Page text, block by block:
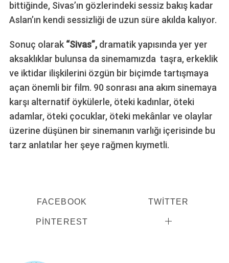
bittiğinde, Sivas’ın gözlerindeki sessiz bakış kadar
Aslan’ın kendi sessizliği de uzun süre akılda kalıyor.
Sonuç olarak “Sivas”,dramatik yapısında yer yer
aksaklıklar bulunsa da sinemamızda taşra, erkeklik
ve iktidar ilişkilerini özgün bir biçimde tartışmaya
açan önemli bir film. 90 sonrası ana akım sinemaya
karşı alternatif öykülerle, öteki kadınlar, öteki
adamlar, öteki çocuklar, öteki mekânlar ve olaylar
üzerine düşünen bir sinemanın varlığı içerisinde bu
tarz anlatılar her şeye rağmen kıymetli.
FACEBOOK TWITTER
PINTEREST